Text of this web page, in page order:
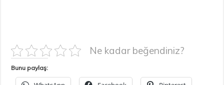
Ne kadar beğendiniz?
Bunu paylaş: